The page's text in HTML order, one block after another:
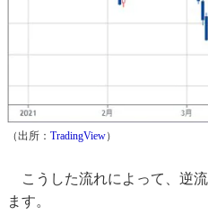
（出所： TradingView）
こうした流れによって、逆
ます。